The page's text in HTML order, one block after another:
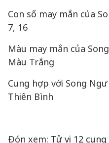
Con số may mắn của
7, 16
Màu may mắn của
Màu Trắng
Cung hợp với Song
Thiên Bình
Đón xem: Tử vi 12